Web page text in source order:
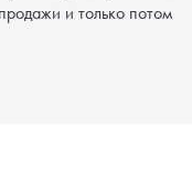
и только потом